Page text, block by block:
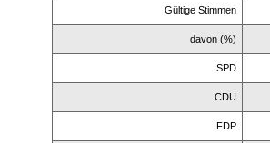
Gültige Stimmen
davon (%)
SPD
CDU
FDP